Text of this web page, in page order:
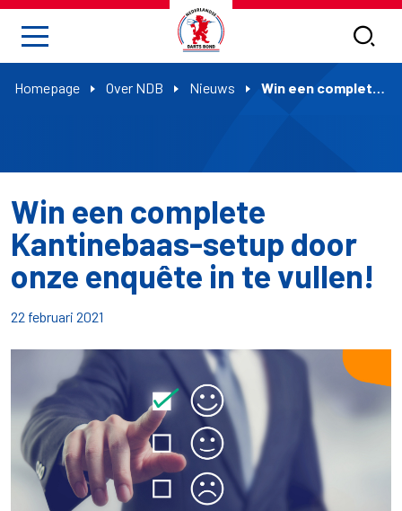
Homepage Over NDB Nieuws Win een complete Kantinebaas-setup door onze enquête in te vullen!
Win een complete
Kantinebaas-setup door
onze enquête in te vullen!
22 februari 2021